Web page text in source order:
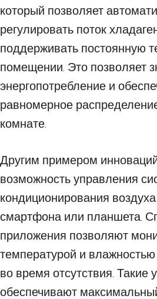
который позволяет
регулировать поток
поддерживать постоянную
помещении. Это позволяет
энергопотребление и
равномерное
комнате.
Другим примером
возможность управления
кондиционирования
смартфона или планшета.
приложения позволяют
температурой и
во время отсутствия.
обеспечивают